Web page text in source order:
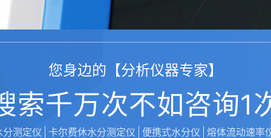
您身边的【分析仪器专家】
索千万次不如咨询1
分测定仪 卡尔费休水分测定仪 便携式水分仪 熔体流动速率